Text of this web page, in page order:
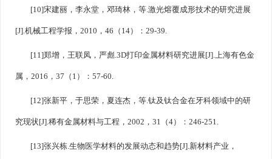
[10]宋建丽，李永堂，邓琦林，等.激光熔覆成形技术的研究进展
[J].机械工程学报，2010，46（14）：29-39.
[11]郑增，王联凤，严彪.3D打印金属材料研究进展[J].上海有色金
属，2016，37（1）：57-60.
[12]张新平，于思荣，夏连杰，等.钛及钛合金在牙科领域中的研
究现状[J].稀有金属材料与工程，2002，31（4）：246-251.
[13]张兴栋.生物医学材料的发展动态和趋势[J].新材料产业，